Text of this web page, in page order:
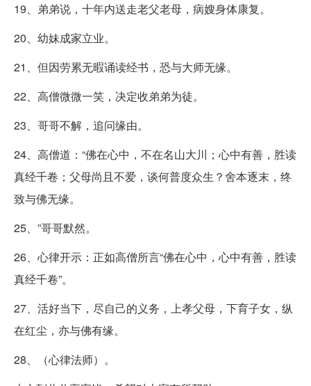
19、弟弟说，十年内送走老父老母，病嫂身体康复。
20、幼妹成家立业。
21、但因劳累无暇诵读经书，恐与大师无缘。
22、高僧微微一笑，决定收弟弟为徒。
23、哥哥不解，追问缘由。
24、高僧道：“佛在心中，不在名山大川；心中有善，胜读
真经千卷；父母尚且不爱，谈何普度众生？舍本逐末，终
致与佛无缘。
25、”哥哥默然。
26、心律开示：正如高僧所言“佛在心中，心中有善，胜读
真经千卷”。
27、活好当下，尽自己的义务，上孝父母，下育子女，纵
在红尘，亦与佛有缘。
28、（心律法师）。